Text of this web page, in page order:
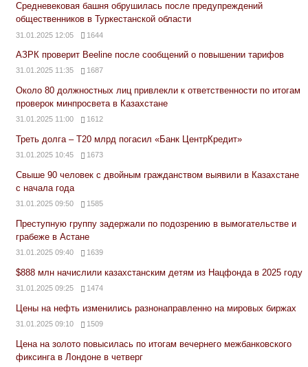
Средневековая башня обрушилась после предупреждений
общественников в Туркестанской области
31.01.2025 12:05 1644
АЗРК проверит Beeline после сообщений о повышении тарифов
31.01.2025 11:35 1687
Около 80 должностных лиц привлекли к ответственности по итогам
проверок минпросвета в Казахстане
31.01.2025 11:00 1612
Треть долга – Т20 млрд погасил «Банк ЦентрКредит»
31.01.2025 10:45 1673
Свыше 90 человек с двойным гражданством выявили в Казахстане
с начала года
31.01.2025 09:50 1585
Преступную группу задержали по подозрению в вымогательстве и
грабеже в Астане
31.01.2025 09:40 1639
$888 млн начислили казахстанским детям из Нацфонда в 2025 году
31.01.2025 09:25 1474
Цены на нефть изменились разнонаправленно на мировых биржах
31.01.2025 09:10 1509
Цена на золото повысилась по итогам вечернего межбанковского
фиксинга в Лондоне в четверг